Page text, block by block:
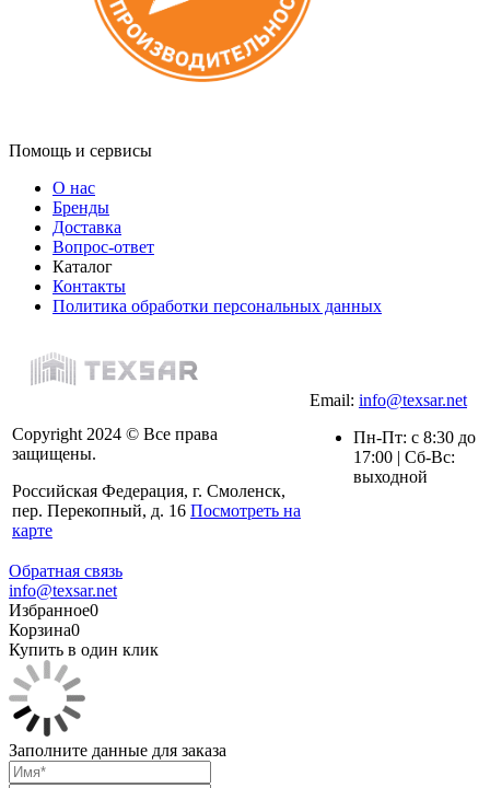
Помощь и сервисы
О нас
Бренды
Доставка
Вопрос-ответ
Каталог
Контакты
Политика обработки персональных данных
Copyright 2024 © Все права
защищены.
Российская Федерация, г. Смоленск,
пер. Перекопный, д. 16 Посмотреть на
карте
Email: info@texsar.net
Пн-Пт: с 8:30 до
17:00 | Сб-Вс:
выходной
Обратная связь
info@texsar.net
Избранное0
Корзина0
Купить в один клик
Заполните данные для заказа